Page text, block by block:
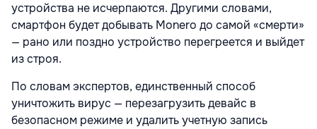
устройства не исчерпаются. Другими словами,
смартфон будет добывать Monero до самой «смерти»
— рано или поздно устройство перегреется и выйдет
из строя.
По словам экспертов, единственный способ
уничтожить вирус — перезагрузить девайс в
безопасном режиме и удалить учетную запись